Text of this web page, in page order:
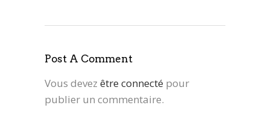
Post A Comment
Vous devez être connecté pour
publier un commentaire.